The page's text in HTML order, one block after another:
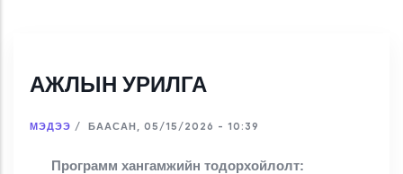
АЖЛЫН УРИЛГА
МЭДЭЭ / БААСАН, 05/15/2026 - 10:39
Программ хангамжийн тодорхойлолт: